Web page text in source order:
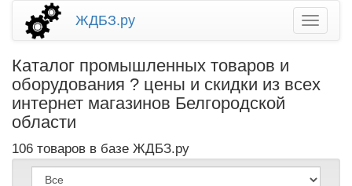
ЖДБЗ.ру
Каталог промышленных товаров и
оборудования ? цены и скидки из всех
интернет магазинов Белгородской
области
106 товаров в базе ЖДБЗ.ру